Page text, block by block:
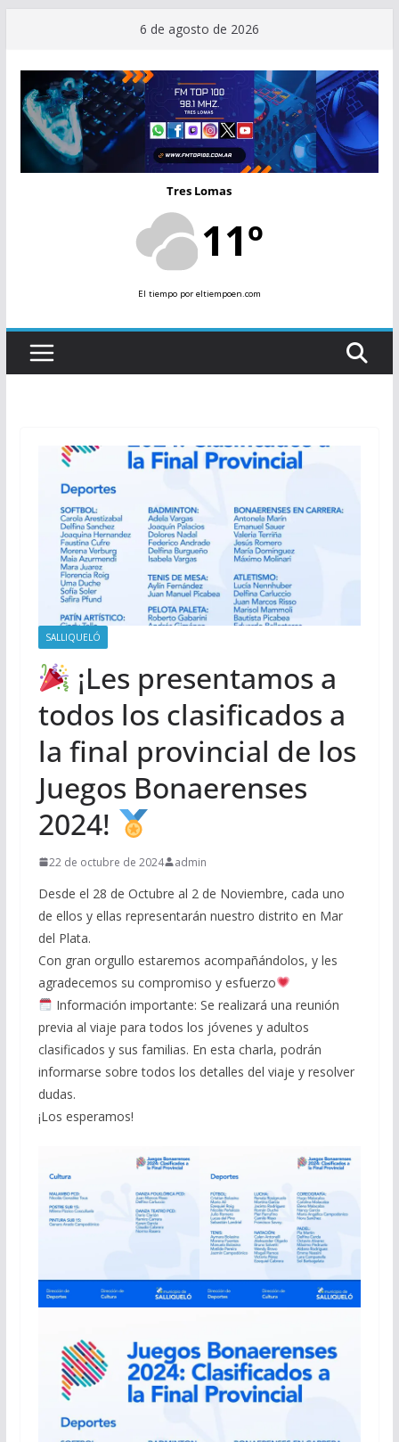
contenido
6 de agosto de 2026
Tres Lomas
11º
El tiempopor eltiempoen.com
SALLIQUELÓ
¡Les presentamos a
todos los clasificados a
la final provincial de los
Juegos Bonaerenses
2024!
22 de octubre de 2024 admin
Desde el 28 de Octubre al 2 de Noviembre, cada uno
de ellos y ellas representarán nuestro distrito en Mar
del Plata.
Con gran orgullo estaremos acompañándolos, y les
agradecemos su compromiso y esfuerzo
Información importante: Se realizará una reunión
previa al viaje para todos los jóvenes y adultos
clasificados y sus familias. En esta charla, podrán
informarse sobre todos los detalles del viaje y resolver
dudas.
¡Los esperamos!